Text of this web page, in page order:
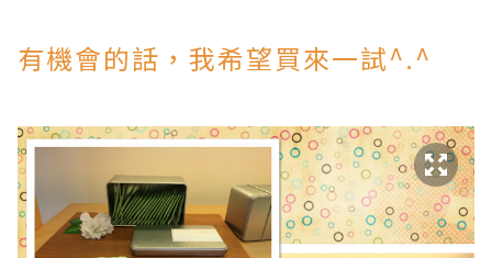
有機會的話，我希望買來一試^.^